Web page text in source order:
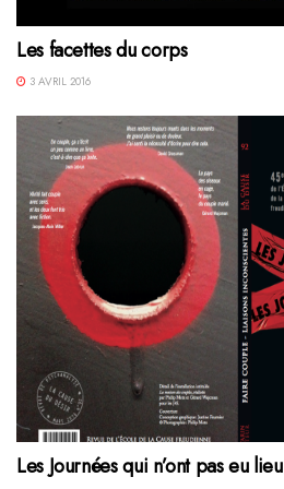
Les facettes du corps
3 AVRIL 2016
Les Journées qui n’ont pas eu lieu